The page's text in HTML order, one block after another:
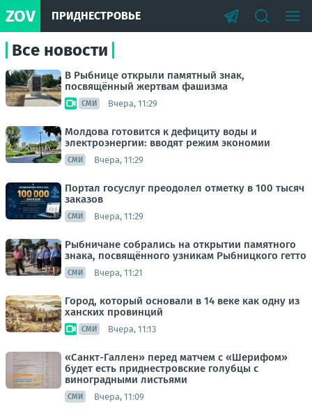
ZOV ПРИДНЕСТРОВЬЕ
Все новости
В Рыбнице открыли памятный знак,
посвящённый жертвам фашизма
СМИ Вчера, 11:29
Молдова готовится к дефициту воды и
электроэнергии: вводят режим экономии
СМИ Вчера, 11:29
Портал госуслуг преодолел отметку в 100 тысяч
заказов
СМИ Вчера, 11:29
Рыбничане собрались на открытии памятного
знака, посвящённого узникам Рыбницкого гетто
СМИ Вчера, 11:21
Город, который основали в 14 веке как одну из
ханских провинций
СМИ Вчера, 11:13
«Санкт-Галлен» перед матчем с «Шерифом»
будет есть приднестровские голубцы с
виноградными листьями
СМИ Вчера, 11:09